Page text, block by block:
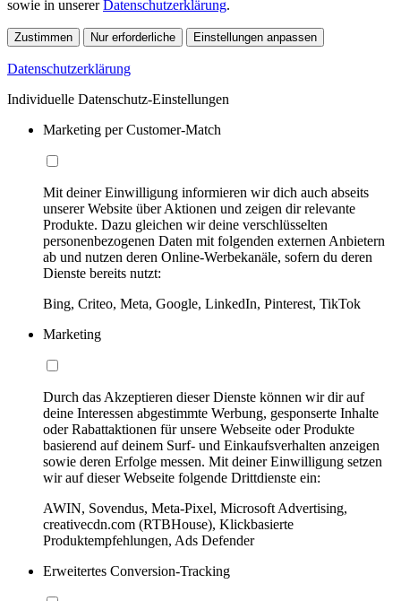
sowie in unsererDatenschutzerklärung.
Zustimmen Nur erforderliche Einstellungen anpassen
Datenschutzerklärung
Individuelle Datenschutz-Einstellungen
Marketing per Customer-Match
Mit deiner Einwilligung informieren wir dich auch abseits
unserer Website über Aktionen und zeigen dir relevante
Produkte. Dazu gleichen wir deine verschlüsselten
personenbezogenen Daten mit folgenden externen Anbietern
ab und nutzen deren Online-Werbekanäle, sofern du deren
Dienste bereits nutzt:
Bing, Criteo, Meta, Google, LinkedIn, Pinterest, TikTok
Marketing
Durch das Akzeptieren dieser Dienste können wir dir auf
deine Interessen abgestimmte Werbung, gesponserte Inhalte
oder Rabattaktionen für unsere Webseite oder Produkte
basierend auf deinem Surf- und Einkaufsverhalten anzeigen
sowie deren Erfolge messen. Mit deiner Einwilligung setzen
wir auf dieser Webseite folgende Drittdienste ein:
AWIN, Sovendus, Meta-Pixel, Microsoft Advertising,
creativecdn.com (RTBHouse), Klickbasierte
Produktempfehlungen, Ads Defender
Erweitertes Conversion-Tracking